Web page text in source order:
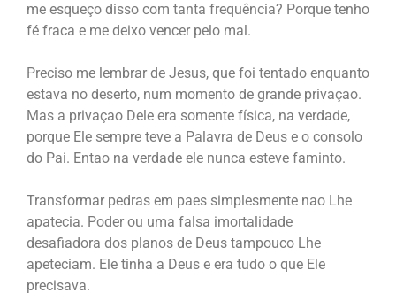
me esqueço disso com tanta frequência? Porque tenho
fé fraca e me deixo vencer pelo mal.
Preciso me lembrar de Jesus, que foi tentado enquanto
estava no deserto, num momento de grande privaçao.
Mas a privaçao Dele era somente física, na verdade,
porque Ele sempre teve a Palavra de Deus e o consolo
do Pai. Entao na verdade ele nunca esteve faminto.
Transformar pedras em paes simplesmente nao Lhe
apatecia. Poder ou uma falsa imortalidade
desafiadora dos planos de Deus tampouco Lhe
apeteciam. Ele tinha a Deus e era tudo o que Ele
precisava.